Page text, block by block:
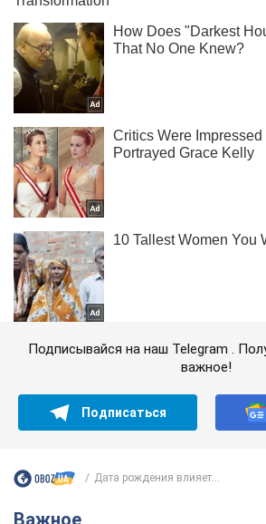
Подписывайся на наш Telegram .
важное!
Подписаться
Дата рождения влияет...
Важное